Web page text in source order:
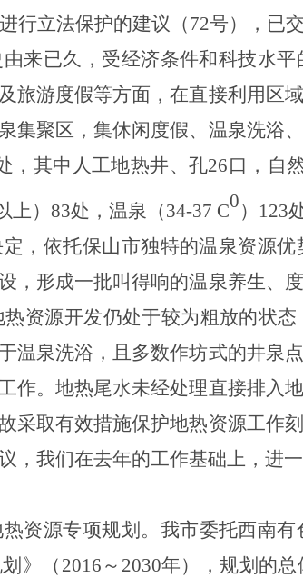
行立法保护的建议（72号），已
来已久，受经济条件和科技水
旅游度假等方面，在直接利用区
集聚区，集休闲度假、温泉洗浴
，其中人工地热井、孔26口，自
上） 83处，温泉（34-37 C0） 123
，依托保山市独特的温泉资源
，形成一批叫得响的温泉养生、
热资源开发仍处于较为粗放的状
温泉洗浴，且多数作坊式的井泉
作。地热尾水未经处理直接排入
采取有效措施保护地热资源工作
，我们在去年的工作基础上，进
资源专项规划。 我市委托西南有
》（ 2016 ～ 2030年），规划的